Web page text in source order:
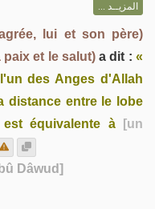
المزيــد ...
lui et son père)
paix et le salut)a dit :«
des Anges d'Allah
distance entre le lobe
équivalente à
[un
Dâwud]